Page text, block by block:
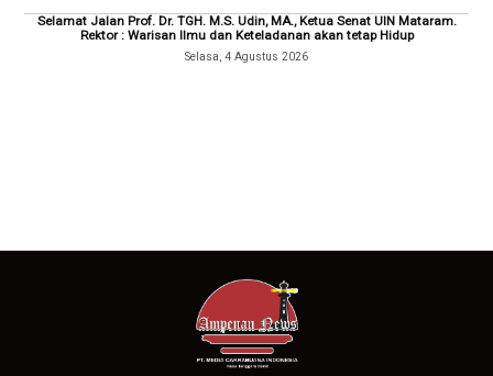
Selamat Jalan Prof. Dr. TGH. M.S. Udin, MA., Ketua Senat UIN Mataram.
Rektor : Warisan Ilmu dan Keteladanan akan tetap Hidup
Selasa, 4 Agustus 2026